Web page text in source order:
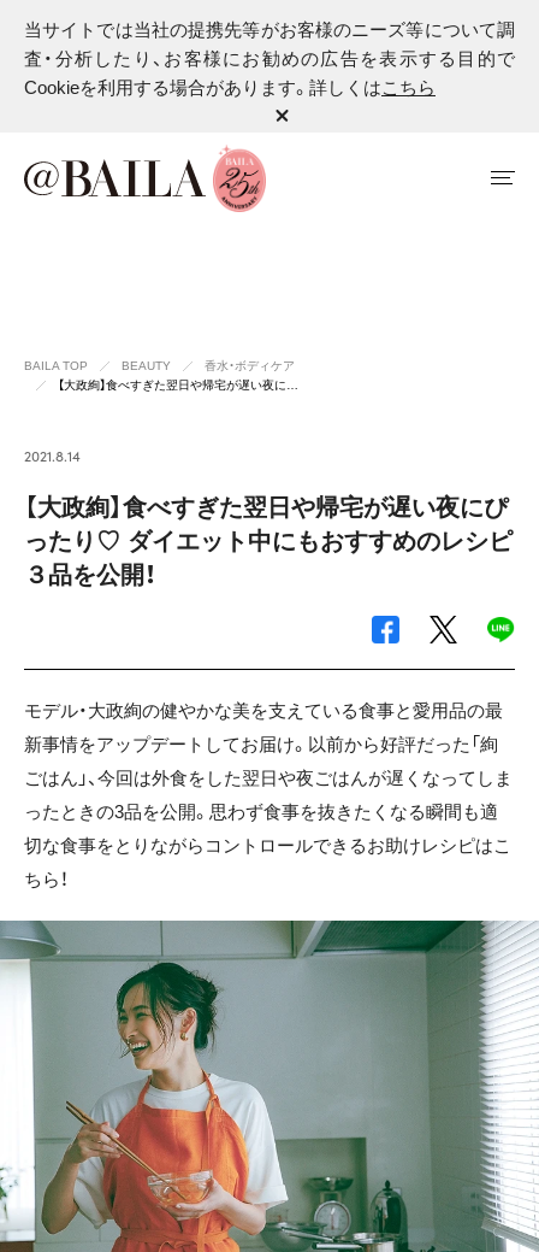
当サイトでは当社の提携先等がお客様のニーズ等について調
査・分析したり、お客様にお勧めの広告を表示する目的で
Cookieを利用する場合があります。詳しくはこちら
BAILA TOP BEAUTY
香水・ボディケア
【大政絢】食べすぎた翌日や帰宅が遅い夜に…
2021.8.14
【大政絢】食べすぎた翌日や帰宅が遅い夜にぴ
ったり♡ ダイエット中にもおすすめのレシピ
３品を公開！
モデル・大政絢の健やかな美を支えている食事と愛用品の最
新事情をアップデートしてお届け。以前から好評だった「絢
ごはん」、今回は外食をした翌日や夜ごはんが遅くなってしま
ったときの3品を公開。思わず食事を抜きたくなる瞬間も適
切な食事をとりながらコントロールできるお助けレシピはこ
ちら！